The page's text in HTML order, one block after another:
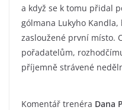
a když se k tomu přidal
gólmana Lukyho
zasloužené první místo.
pořadatelům,
příjemně strávené
Komentář trenéra Dana